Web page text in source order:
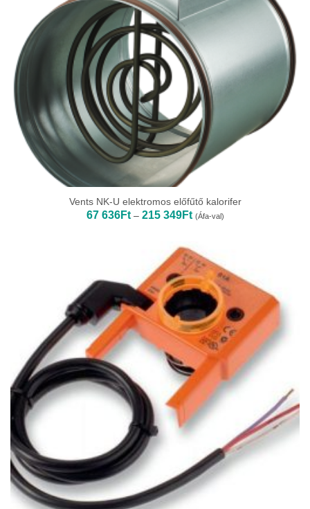
Vents NK-U elektromos előfűtő kalorifer
67 636Ft – 215 349FtÁrtartomány:
67
215
349Ft
(Áfa-val)